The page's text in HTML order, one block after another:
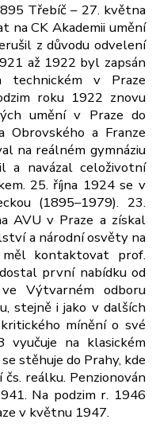
Třebíč – 27. května
na CK Akademii umění
z důvodu odvelení
až 1922 byl zapsán
technickém v Praze
roku 1922 znovu
umění v Praze do
Obrovského a Franze
na reálném gymnáziu
a navázal celoživotní
25. října 1924 se v
(1895–1979). 23.
AVU v Praze a získal
a národní osvěty na
kontaktovat prof.
první nabídku od
Výtvarném odboru
stejně i jako v dalších
mínění o své
na klasickém
stěhuje do Prahy, kde
reálku. Penzionován
Na podzim r. 1946
v květnu 1947.